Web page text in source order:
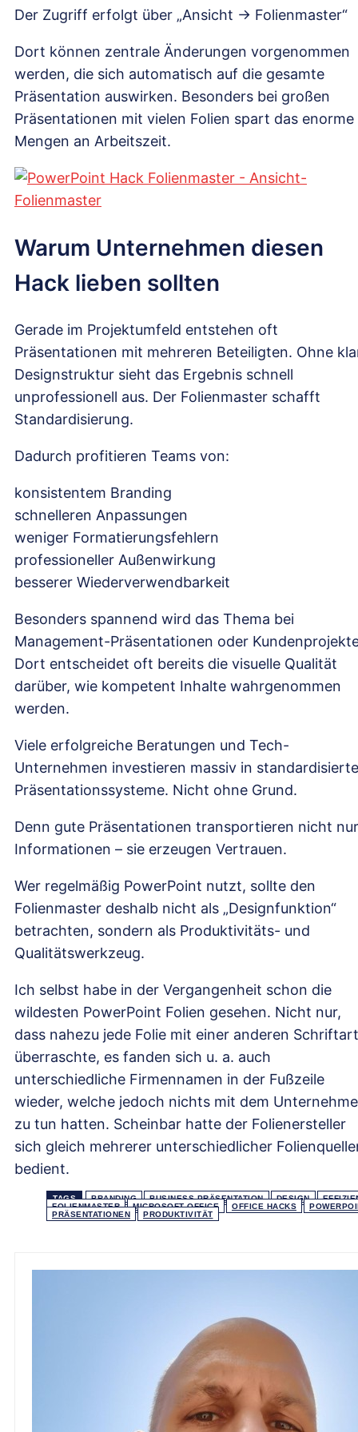
Der Zugriff erfolgt über „Ansicht → Folienmaster“
Dort können zentrale Änderungen vorgenommen
werden, die sich automatisch auf die gesamte
Präsentation auswirken. Besonders bei großen
Präsentationen mit vielen Folien spart das enorme
Mengen an Arbeitszeit.
Warum Unternehmen diesen
Hack lieben sollten
Gerade im Projektumfeld entstehen oft
Präsentationen mit mehreren Beteiligten. Ohne
Designstruktur sieht das Ergebnis schnell
unprofessionell aus. Der Folienmaster schafft
Standardisierung.
Dadurch profitieren Teams von:
konsistentem Branding
schnelleren Anpassungen
weniger Formatierungsfehlern
professioneller Außenwirkung
besserer Wiederverwendbarkeit
Besonders spannend wird das Thema bei
Management-Präsentationen oder
Dort entscheidet oft bereits die visuelle Qualität
darüber, wie kompetent Inhalte wahrgenommen
werden.
Viele erfolgreiche Beratungen und Tech-
Unternehmen investieren massiv in standardisierte
Präsentationssysteme. Nicht ohne Grund.
Denn gute Präsentationen transportieren nicht nur
Informationen – sie erzeugen Vertrauen.
Wer regelmäßig PowerPoint nutzt, sollte den
Folienmaster deshalb nicht als „Designfunktion“
betrachten, sondern als Produktivitäts- und
Qualitätswerkzeug.
Ich selbst habe in der Vergangenheit schon die
wildesten PowerPoint Folien gesehen. Nicht nur,
dass nahezu jede Folie mit einer anderen Schriftart
überraschte, es fanden sich u. a. auch
unterschiedliche Firmennamen in der Fußzeile
wieder, welche jedoch nichts mit dem
zu tun hatten. Scheinbar hatte der Folienersteller
sich gleich mehrerer unterschiedlicher
bedient.
TAGS BRANDING BUSINESS PRÄSENTATION DESIGN
FOLIENMASTER
MICROSOFT OFFICE OFFICE HACKS
PRÄSENTATIONEN
PRODUKTIVITÄT